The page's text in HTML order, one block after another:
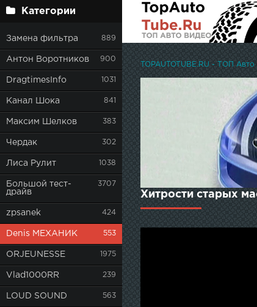
Категории
Замена фильтра 889
Антон Воротников 900
DragtimesInfo 1031
Канал Шока 841
Максим Шелков 383
Чердак 302
Лиса Рулит 1038
Большой тест-
драйв
3707
zpsanek 424
Denis МЕХАНИК 553
ORJEUNESSE 1975
Vlad1000RR 239
LOUD SOUND 563
TOPAUTOTUBE.RU - ТОП
Хитрости старых